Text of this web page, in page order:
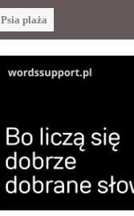
Psia plaża